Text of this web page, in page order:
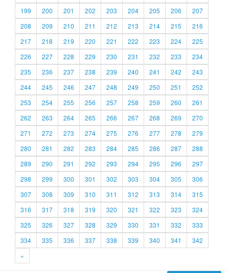
199
200 201 202 203 204 205 206
207
208
209 210 211 212 213 214 215
216
217
218 219 220 221 222 223 224
225
226
227 228 229 230 231 232 233
234
235
236 237 238 239 240 241 242
243
244
245 246 247 248 249 250 251
252
253
254 255 256 257 258 259 260
261
262
263 264 265 266 267 268 269
270
271
272 273 274 275 276 277 278
279
280
281 282 283 284 285 286 287
288
289
290 291 292 293 294 295 296
297
298
299 300 301 302 303 304 305
306
307
308 309 310 311 312 313 314
315
316
317 318 319 320 321 322 323
324
325
326 327 328 329 330 331 332
333
334
335 336 337 338 339 340 341
342
»